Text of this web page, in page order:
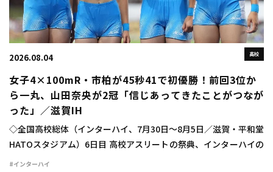
高校
2026.08.04
女子4×100mR・市柏が45秒41で初優勝！前回3位か
ら一丸、山田奈央が2冠「信じあってきたことがつなが
った」／滋賀IH
◇全国高校総体（インターハイ、7月30日～8月5日／滋賀・平和堂
HATOスタジアム）6日目 高校アスリートの祭典、インターハイの
6日目が行われ、女子4×100mリレーは市柏（千葉）が45秒41で
#インターハイ